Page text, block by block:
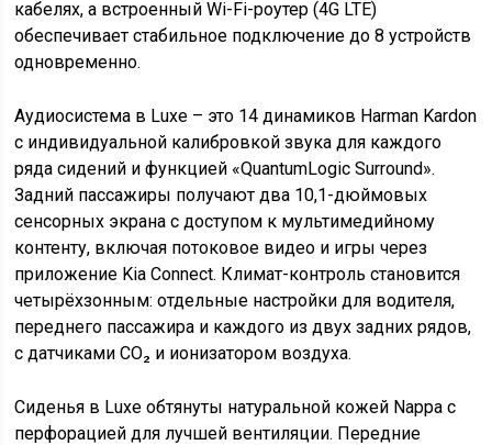
кабелях, а встроенный Wi-Fi-роутер (4G LTE)
обеспечивает стабильное подключение до 8 устройств
одновременно.
Аудиосистема в Luxe – это 14 динамиков Harman Kardon
с индивидуальной калибровкой звука для каждого
ряда сидений и функцией «QuantumLogic Surround».
Задний пассажиры получают два 10,1-дюймовых
сенсорных экрана с доступом к мультимедийному
контенту, включая потоковое видео и игры через
приложение Kia Connect. Климат-контроль становится
четырёхзонным: отдельные настройки для водителя,
переднего пассажира и каждого из двух задних рядов,
с датчиками CO₂ и ионизатором воздуха.
Сиденья в Luxe обтянуты натуральной кожей Nappa с
перфорацией для лучшей вентиляции. Передние